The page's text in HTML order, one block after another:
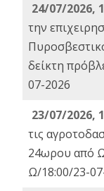
24/07/2026,
την
δείκτη
07-2026
23/07/2026,
τις
24ωρου από
Ω/18:00/23-